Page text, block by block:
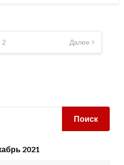
2 Далее
2021